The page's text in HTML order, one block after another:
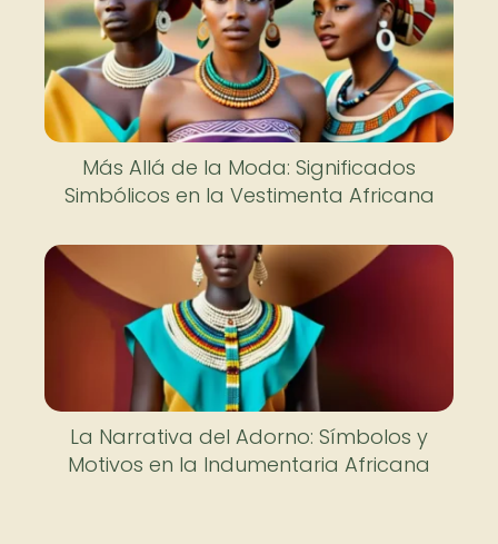
Más Allá de la Moda: Significados
Simbólicos en la Vestimenta Africana
La Narrativa del Adorno: Símbolos y
Motivos en la Indumentaria Africana